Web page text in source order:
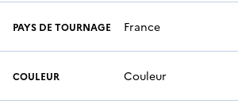
PAYS DE TOURNAGE France
COULEUR Couleur